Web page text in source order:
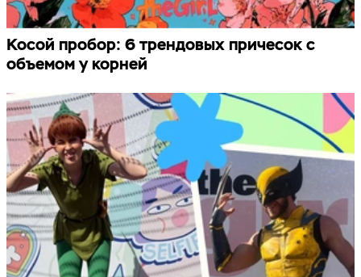
Косой пробор: 6 трендовых причесок с
объемом у корней